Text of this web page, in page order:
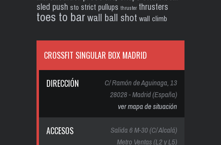
sled push sto strict pullups thruster thrusters
toes to barwall ball shot wall climb
CROSSFIT SINGULAR BOX MADRID
DIRECCIÓN
C/ Ramón de Aguinaga, 13
28028 - Madrid (España)
ver mapa de situación
ACCESOS
Salida 6 M-30 (C/ Alcalá)
Metro Ventas (L2 y L5)